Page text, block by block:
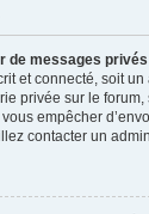
de messages privés
et connecté, soit
privée sur le
empêcher
contacter un